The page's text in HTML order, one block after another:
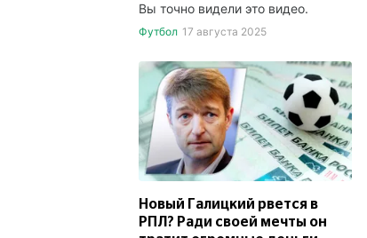
Вы точно видели это видео.
Футбол 17 августа 2025
Новый Галицкий рвется в
РПЛ? Ради своей мечты он